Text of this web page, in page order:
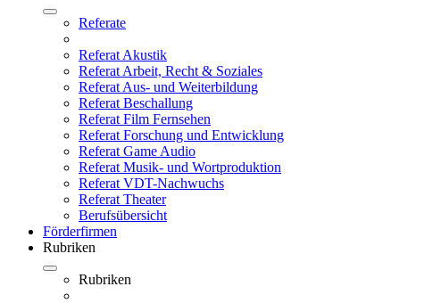
Referate
Referat Akustik
Referat Arbeit, Recht & Soziales
Referat Aus- und Weiterbildung
Referat Beschallung
Referat Film Fernsehen
Referat Forschung und Entwicklung
Referat Game Audio
Referat Musik- und Wortproduktion
Referat VDT-Nachwuchs
Referat Theater
Berufsübersicht
Förderfirmen
Rubriken
Rubriken